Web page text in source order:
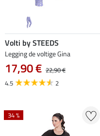
Volti by STEEDS
Legging de voltige Gina
17,90 € 22,90 €
4.5
2
34 %